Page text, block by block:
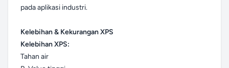
pada aplikasi industri.
Kelebihan & Kekurangan XPS
Kelebihan XPS:
Tahan air